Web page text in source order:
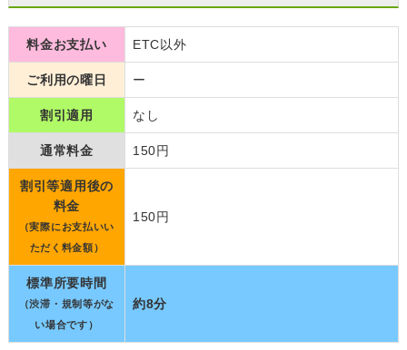
料金お支払い ETC以外
ご利用の曜日 ー
割引適用 なし
通常料金 150円
割引等適用後の
料金
（実際にお支払いい
ただく料金額）
150円
標準所要時間
（渋滞・規制等がな
い場合です）
約8分